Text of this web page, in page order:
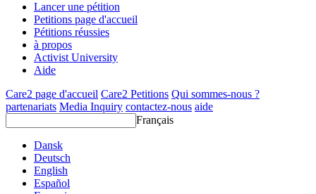
Lancer une pétition
Petitions page d'accueil
Pétitions réussies
à propos
Activist University
Aide
Care2 page d'accueil Care2 Petitions Qui sommes-nous ?
partenariats Media Inquiry contactez-nous aide
Français
Dansk
Deutsch
English
Español